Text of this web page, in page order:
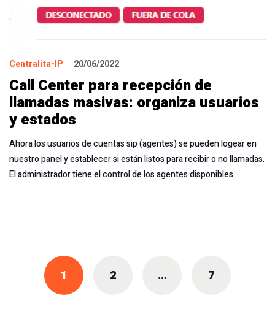
Centralita-IP 20/06/2022
Call Center para recepción de
llamadas masivas: organiza usuarios
y estados
Ahora los usuarios de cuentas sip (agentes) se pueden logear en
nuestro panel y establecer si están listos para recibir o no llamadas.
El administrador tiene el control de los agentes disponibles
navigation
1 2 … 7